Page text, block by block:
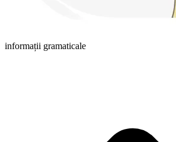
informații gramaticale